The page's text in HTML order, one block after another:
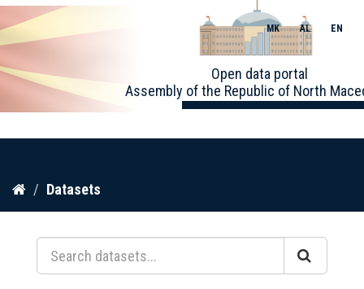
Skip
content
Open data portal
Assembly of the Republic of North
MK AL EN
Datasets